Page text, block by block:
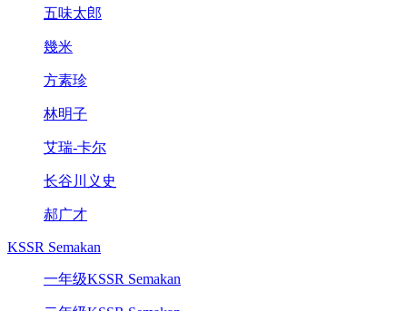
五味太郎
幾米
方素珍
林明子
艾瑞-卡尔
长谷川义史
郝广才
KSSR Semakan
一年级KSSR Semakan